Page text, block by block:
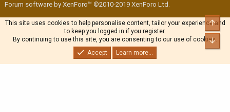
Forum software by XenForo™ ©2010-2019 XenForo Ltd.
This site uses cookies to help personalise content, tailor your experience and
to keep you logged in if you register.
By continuing to use this site, you are consenting to our use of cookies.
Accept
Learn more...
Top